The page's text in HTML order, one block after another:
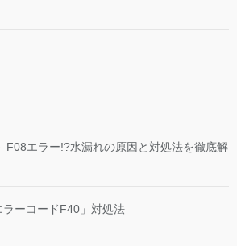
F08エラー!?水漏れの原因と対処法を徹底解
ーコードF40」対処法